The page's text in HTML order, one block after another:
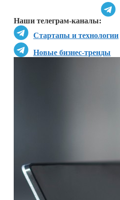
Наши телеграм-каналы:
Стартапы и технологии
Новые бизнес-тренды